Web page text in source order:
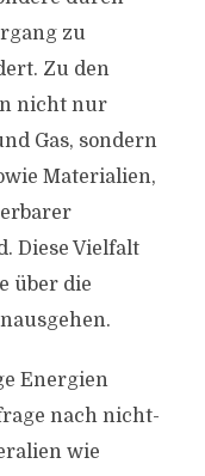
zu
Zu den
nicht nur
Gas, sondern
Materialien,
Diese Vielfalt
über die
Energien
nach nicht-
wie